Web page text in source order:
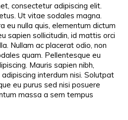
consectetur adipiscing elit.
Ut vitae sodales magna.
eu nulla quis, elementum dictum
sapien sollicitudin, id mattis orci
Nullam ac placerat odio, non
quam. Pellentesque eu
Mauris sapien nibh,
interdum nisi. Solutpat
eu purus sed nisi posuere
massa a sem tempus